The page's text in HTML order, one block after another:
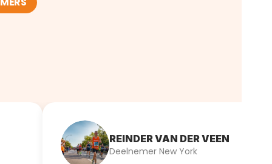
REINDER VAN DER VEEN
Deelnemer New York